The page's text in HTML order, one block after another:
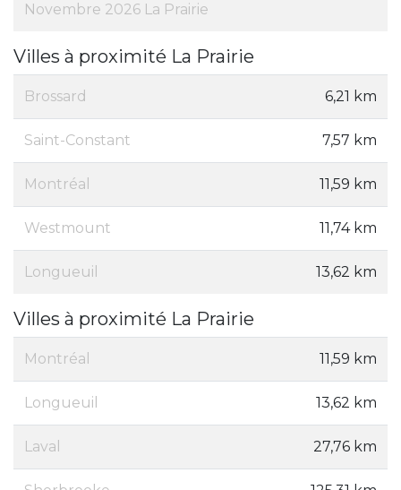
Novembre 2026 La Prairie
Villes à proximité La Prairie
Brossard 6,21 km
Saint-Constant 7,57 km
Montréal 11,59 km
Westmount 11,74 km
Longueuil 13,62 km
Villes à proximité La Prairie
Montréal 11,59 km
Longueuil 13,62 km
Laval 27,76 km